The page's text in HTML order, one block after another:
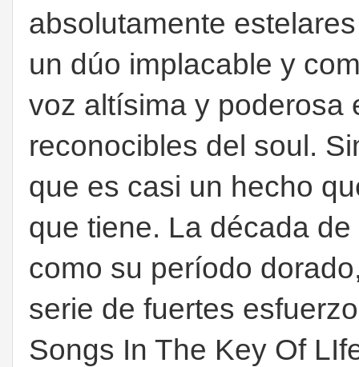
absolutamente
un dúo implacable y
voz altísima y poderosa
reconocibles del soul.
que es casi un hecho
que tiene. La década
como su período
serie de fuertes
Songs In The Key Of